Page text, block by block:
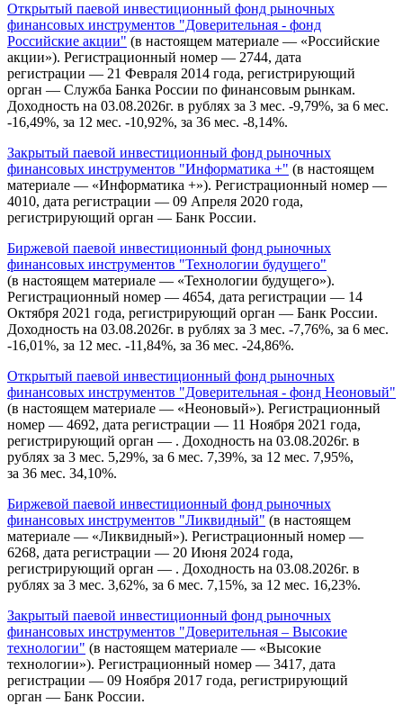
Открытый паевой инвестиционный фонд рыночных
финансовых инструментов "Доверительная - фонд
Российские акции" (в настоящем материале — «Российские
акции»). Регистрационный номер — 2744, дата
регистрации — 21 Февраля 2014 года, регистрирующий
орган — Служба Банка России по финансовым рынкам.
Доходность на 03.08.2026г. в рублях за 3 мес. -9,79%, за 6 мес.
-16,49%, за 12 мес. -10,92%, за 36 мес. -8,14%.
Закрытый паевой инвестиционный фонд рыночных
финансовых инструментов "Информатика +" (в настоящем
материале — «Информатика +»). Регистрационный номер —
4010, дата регистрации — 09 Апреля 2020 года,
регистрирующий орган — Банк России.
Биржевой паевой инвестиционный фонд рыночных
финансовых инструментов "Технологии будущего"
(в настоящем материале — «Технологии будущего»).
Регистрационный номер — 4654, дата регистрации — 14
Октября 2021 года, регистрирующий орган — Банк России.
Доходность на 03.08.2026г. в рублях за 3 мес. -7,76%, за 6 мес.
-16,01%, за 12 мес. -11,84%, за 36 мес. -24,86%.
Открытый паевой инвестиционный фонд рыночных
финансовых инструментов "Доверительная - фонд Неоновый"
(в настоящем материале — «Неоновый»). Регистрационный
номер — 4692, дата регистрации — 11 Ноября 2021 года,
регистрирующий орган — . Доходность на 03.08.2026г. в
рублях за 3 мес. 5,29%, за 6 мес. 7,39%, за 12 мес. 7,95%,
за 36 мес. 34,10%.
Биржевой паевой инвестиционный фонд рыночных
финансовых инструментов "Ликвидный" (в настоящем
материале — «Ликвидный»). Регистрационный номер —
6268, дата регистрации — 20 Июня 2024 года,
регистрирующий орган — . Доходность на 03.08.2026г. в
рублях за 3 мес. 3,62%, за 6 мес. 7,15%, за 12 мес. 16,23%.
Закрытый паевой инвестиционный фонд рыночных
финансовых инструментов "Доверительная – Высокие
технологии" (в настоящем материале — «Высокие
технологии»). Регистрационный номер — 3417, дата
регистрации — 09 Ноября 2017 года, регистрирующий
орган — Банк России.